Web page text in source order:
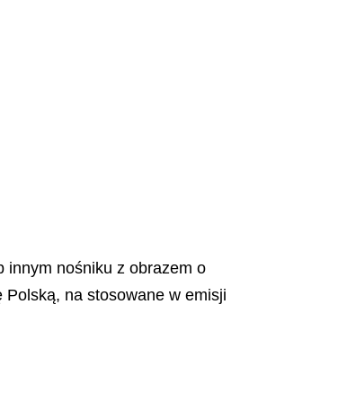
innym nośniku z obrazem o
na stosowane w emisji